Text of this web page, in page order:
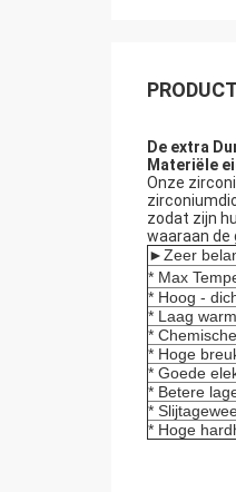
De extra
Materiële
Onze
zodat zijn
waaraan de
►Zeer
* Max
* Hoog -
* Laag
*
* Hoge
* Goede
* Betere
*
* Hoge